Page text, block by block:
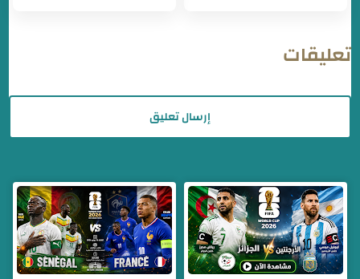
تعليقات
إرسال تعليق